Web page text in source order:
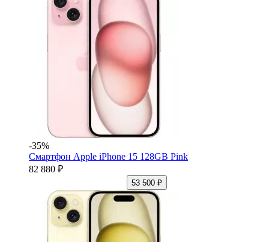
-35%
Смартфон Apple iPhone 15 128GB Pink
82 880 ₽
53 500 ₽